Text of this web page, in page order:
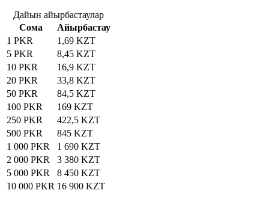
Дайын айырбастаулар
Сома
Айырбастау
1 PKR
1,69 KZT
5 PKR
8,45 KZT
10 PKR
16,9 KZT
20 PKR
33,8 KZT
50 PKR
84,5 KZT
100 PKR
169 KZT
250 PKR
422,5 KZT
500 PKR
845 KZT
1 000 PKR
1 690 KZT
2 000 PKR
3 380 KZT
5 000 PKR
8 450 KZT
10 000 PKR 16 900 KZT